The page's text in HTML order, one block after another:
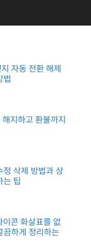
자동 전환 해제
법
지하고 환불까지
정 삭제 방법과 상
는 팁
이콘 화살표를 없
끔하게 정리하는